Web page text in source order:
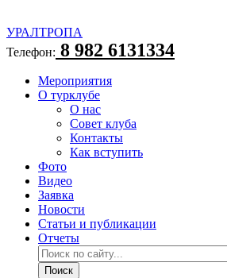
УРАЛТРОПА
Телефон: 8 982 6131334
Мероприятия
О турклубе
О нас
Совет клуба
Контакты
Как вступить
Фото
Видео
Заявка
Новости
Статьи и публикации
Отчеты